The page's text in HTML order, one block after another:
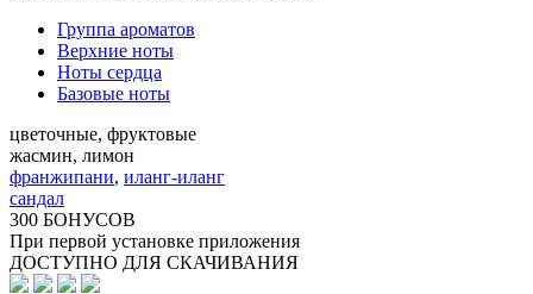
Группа ароматов
Верхние ноты
Ноты сердца
Базовые ноты
цветочные, фруктовые
жасмин, лимон
франжипани, иланг-иланг
сандал
300 БОНУСОВ
При первой установке приложения
ДОСТУПНО ДЛЯ СКАЧИВАНИЯ